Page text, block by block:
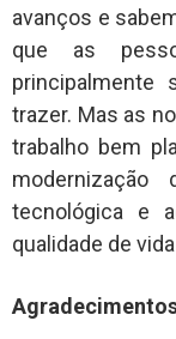
avanços e
que as
principalmente
trazer. Mas as
trabalho bem
tecnológica e
qualidade de